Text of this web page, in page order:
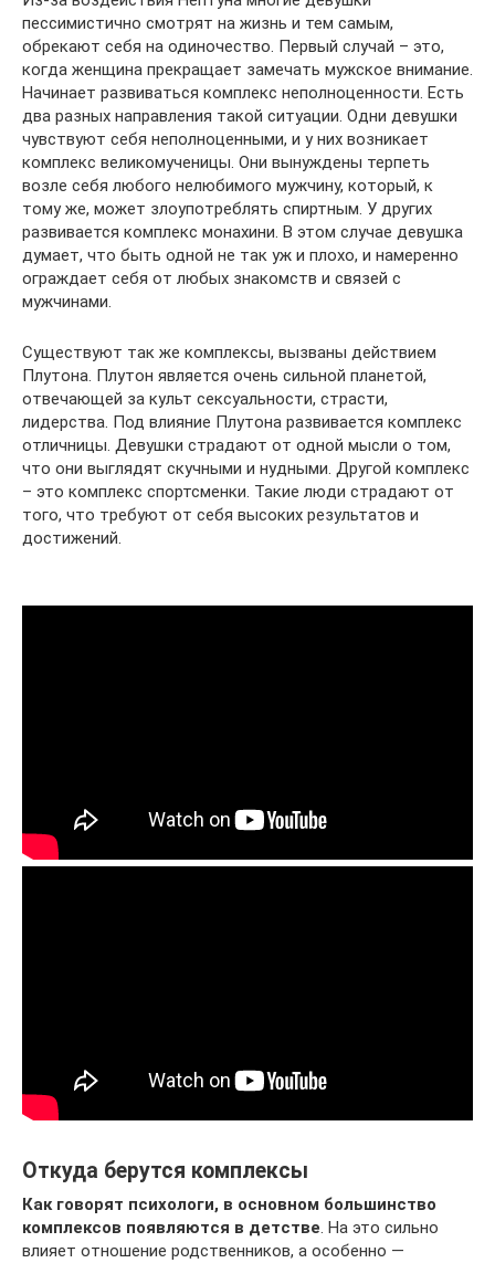
пессимистично смотрят на жизнь и тем самым,
обрекают себя на одиночество. Первый случай – это,
когда женщина прекращает замечать мужское внимание.
Начинает развиваться комплекс неполноценности. Есть
два разных направления такой ситуации. Одни девушки
чувствуют себя неполноценными, и у них возникает
комплекс великомученицы. Они вынуждены терпеть
возле себя любого нелюбимого мужчину, который, к
тому же, может злоупотреблять спиртным. У других
развивается комплекс монахини. В этом случае девушка
думает, что быть одной не так уж и плохо, и намеренно
ограждает себя от любых знакомств и связей с
мужчинами.
Существуют так же комплексы, вызваны действием
Плутона. Плутон является очень сильной планетой,
отвечающей за культ сексуальности, страсти,
лидерства. Под влияние Плутона развивается комплекс
отличницы. Девушки страдают от одной мысли о том,
что они выглядят скучными и нудными. Другой комплекс
– это комплекс спортсменки. Такие люди страдают от
того, что требуют от себя высоких результатов и
достижений.
Откуда берутся комплексы
Как говорят психологи, в основном большинство
комплексов появляются в детстве. На это сильно
влияет отношение родственников, а особенно —